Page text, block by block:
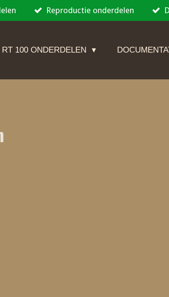
Reproductie onderdelen
RT 100 ONDERDELEN